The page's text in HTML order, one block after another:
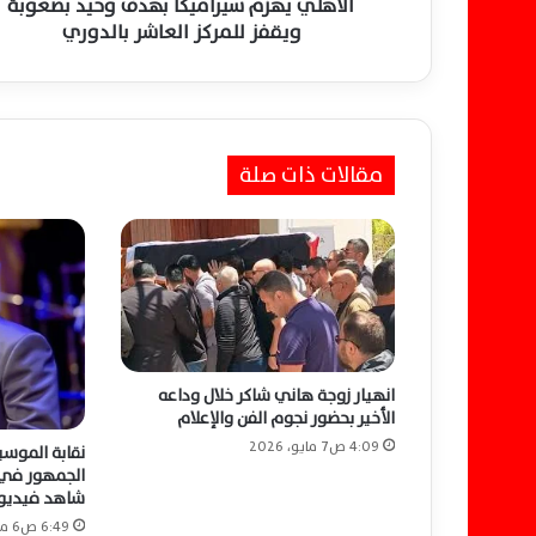
ر
ي
ب
ه
د
ف
و
ح
د
ب
ص
ويقفز للمركز العاشر بالدوري
مقالات ذات صلة
انهيار زوجة هاني شاكر خلال وداعه
الأخير بحضور نجوم الفن والإعلام
4:09 ص7 مايو، 2026
نقابة
الجمهور
شاهد
6:49 ص6 مايو، 2026